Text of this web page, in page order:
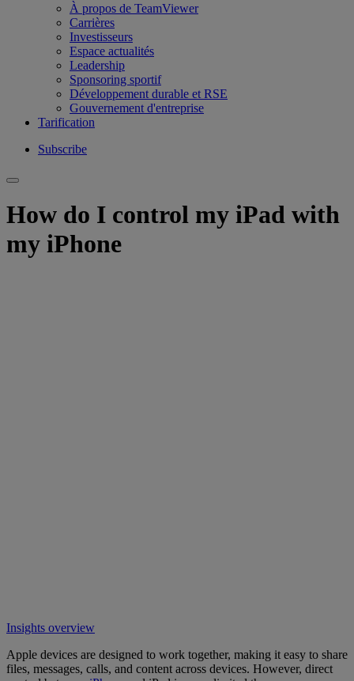
À propos de TeamViewer
Carrières
Investisseurs
Espace actualités
Leadership
Sponsoring sportif
Développement durable et RSE
Gouvernement d'entreprise
Tarification
Subscribe
How do I control my iPad with
my iPhone
Insights overview
Apple devices are designed to work together, making it easy to share
files, messages, calls, and content across devices. However, direct